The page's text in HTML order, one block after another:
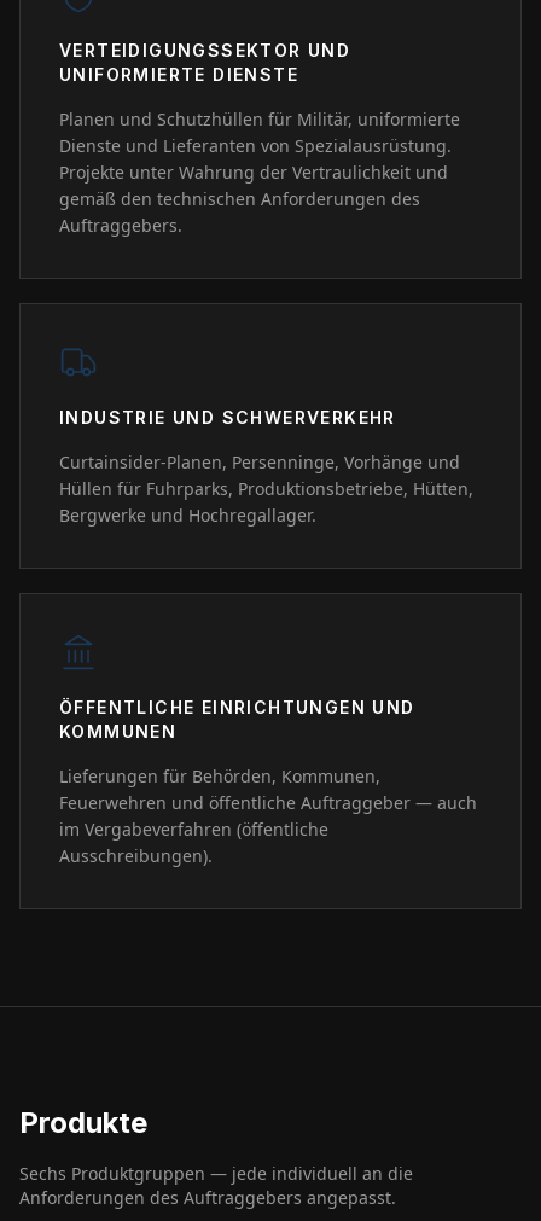
VERTEIDIGUNGSSEKTOR UND
UNIFORMIERTE DIENSTE
Planen und Schutzhüllen für Militär, uniformierte
Dienste und Lieferanten von Spezialausrüstung.
Projekte unter Wahrung der Vertraulichkeit und
gemäß den technischen Anforderungen des
Auftraggebers.
INDUSTRIE UND SCHWERVERKEHR
Curtainsider-Planen, Persenninge, Vorhänge und
Hüllen für Fuhrparks, Produktionsbetriebe, Hütten,
Bergwerke und Hochregallager.
ÖFFENTLICHE EINRICHTUNGEN UND
KOMMUNEN
Lieferungen für Behörden, Kommunen,
Feuerwehren und öffentliche Auftraggeber — auch
im Vergabeverfahren (öffentliche
Ausschreibungen).
Produkte
Sechs Produktgruppen — jede individuell an die
Anforderungen des Auftraggebers angepasst.